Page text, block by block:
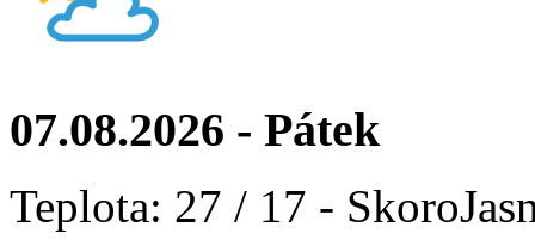
07.08.2026 - Pátek
Teplota: 27 / 17 -